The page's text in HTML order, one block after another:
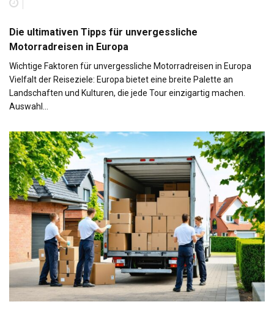
Die ultimativen Tipps für unvergessliche
Motorradreisen in Europa
Wichtige Faktoren für unvergessliche Motorradreisen in Europa
Vielfalt der Reiseziele: Europa bietet eine breite Palette an
Landschaften und Kulturen, die jede Tour einzigartig machen.
Auswahl…